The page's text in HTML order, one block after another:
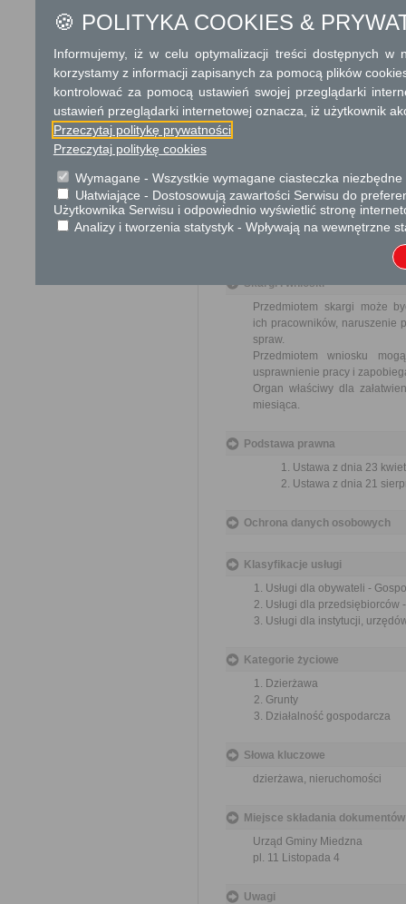
zawieszenia postępowania
W przypadku spraw
Informacja
Wniosek jest wolny od opłat.
Tryb odwoławczy
Skargi i wnioski
Przedmiotem skargi może
ich pracowników, naruszenie
spraw.
Przedmiotem wniosku
usprawnienie pracy i
Organ właściwy dla
miesiąca.
Podstawa prawna
Ustawa z dnia 23
Ustawa z dnia 21
Ochrona danych osobowych
Klasyfikacje usługi
Usługi dla obywateli -
Usługi dla
Usługi dla instytucji,
Kategorie życiowe
Dzierżawa
Grunty
Działalność gospodarcza
Słowa kluczowe
dzierżawa, nieruchomości
Miejsce składania dokumentów
Urząd Gminy Miedzna
pl. 11 Listopada 4
Uwagi
🍪 POLITYKA COOKIES &
Informujemy, iż w celu optymalizacji treści dostępnych w
korzystamy z informacji zapisanych za pomocą plików
kontrolować za pomocą ustawień swojej przeglądarki
ustawień przeglądarki internetowej oznacza, iż użytkownik
Przeczytaj politykę prywatności
Przeczytaj politykę cookies
Wymagane - Wszystkie wymagane ciasteczka
Ułatwiające - Dostosowują zawartości Serwisu do
Użytkownika Serwisu i odpowiednio wyświetlić stronę
Analizy i tworzenia statystyk - Wpływają na wewnętrzne